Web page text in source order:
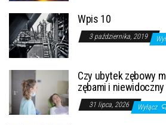
Wpis 10
3 października, 2019
Czy ubytek zębowy
zębami i niewidoczny
31 lipca, 2026 Wyłącz